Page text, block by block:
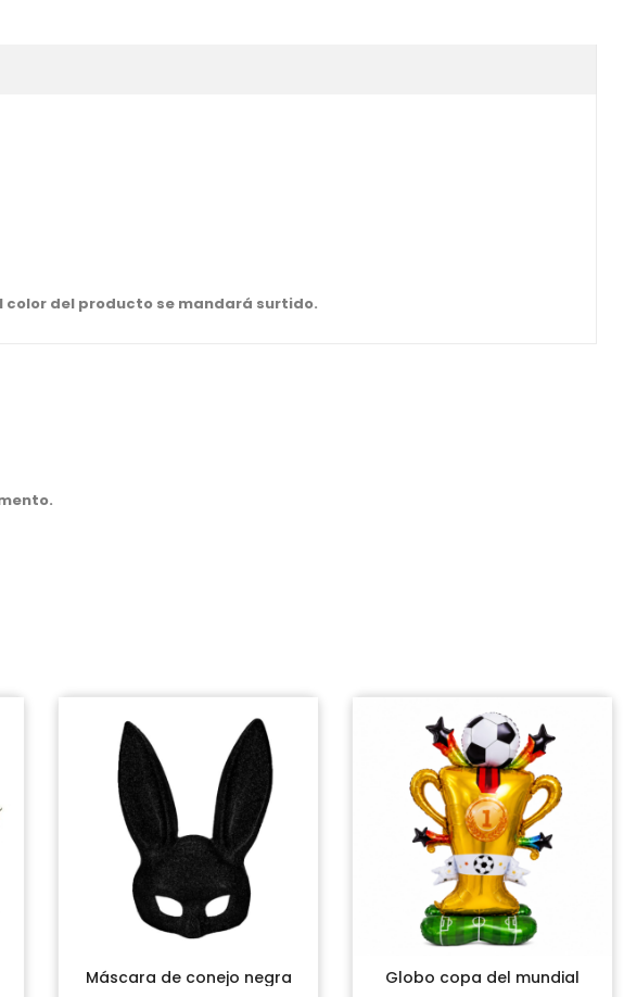
color del producto se mandará surtido.
Máscara de conejo negra Globo copa del mundial